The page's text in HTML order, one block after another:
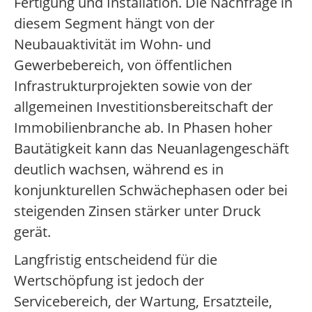
diesem Segment hängt von der
Neubauaktivität im Wohn- und
Gewerbebereich, von öffentlichen
Infrastrukturprojekten sowie von der
allgemeinen Investitionsbereitschaft der
Immobilienbranche ab. In Phasen hoher
Bautätigkeit kann das Neuanlagengeschäft
deutlich wachsen, während es in
konjunkturellen Schwächephasen oder bei
steigenden Zinsen stärker unter Druck
gerät.
Langfristig entscheidend für die
Wertschöpfung ist jedoch der
Servicebereich, der Wartung, Ersatzteile,